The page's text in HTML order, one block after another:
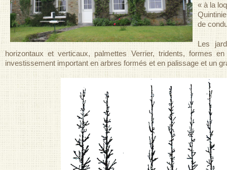
« à la
de
Les
horizontaux et verticaux, palmettes Verrier, tridents, formes
investissement important en arbres formés et en palissage et un